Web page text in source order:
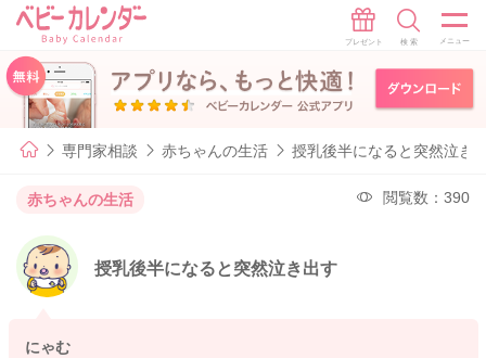
専門家相談 赤ちゃんの生活 授乳後半になると突然泣き
赤ちゃんの生活 閲覧数：390
授乳後半になると突然泣き出す
にゃむ